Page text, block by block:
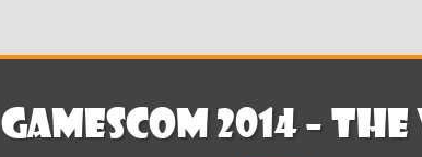
GamesCom 2014 –